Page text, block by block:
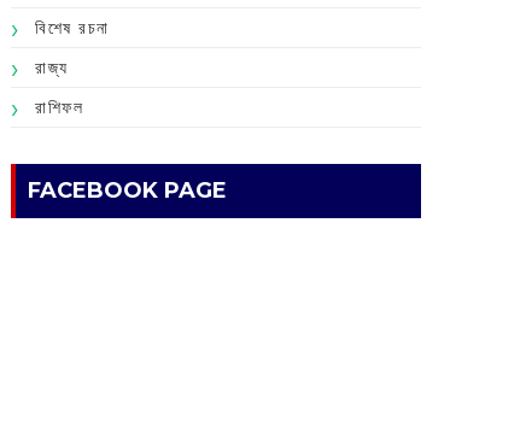
বিশেষ রচনা
রাজ্য
রাশিফল
FACEBOOK PAGE